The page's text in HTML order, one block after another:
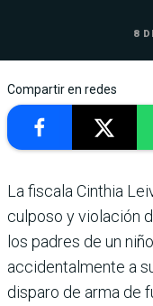
8
Compartir en redes
La fiscala Cinthia
culposo y violación
los padres de un
accidentalmente a
disparo de arma de